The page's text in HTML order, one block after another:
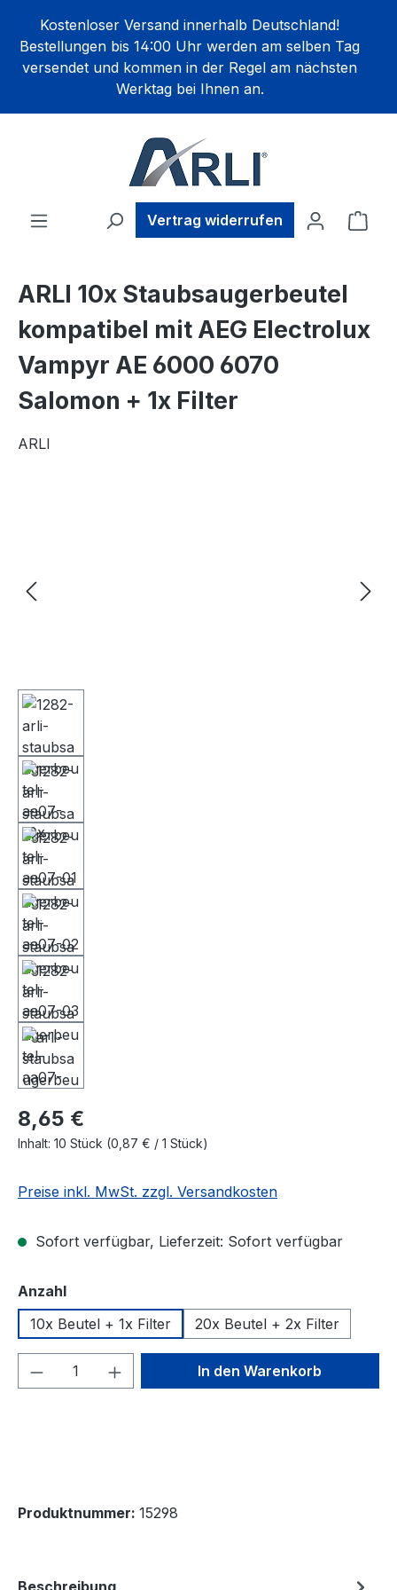
springen
Kostenloser Versand innerhalb Deutschland!
Bestellungen bis 14:00 Uhr werden am selben Tag
versendet und kommen in der Regel am nächsten
Werktag bei Ihnen an.
Vertrag widerrufen
ARLI 10x Staubsaugerbeutel
kompatibel mit AEG Electrolux
Vampyr AE 6000 6070
Salomon + 1x Filter
ARLI
8,65 €
Inhalt: 10 Stück (0,87 € / 1 Stück)
Preise inkl. MwSt. zzgl. Versandkosten
Sofort verfügbar, Lieferzeit: Sofort verfügbar
Anzahlauswählen
10x Beutel + 1x Filter
20x Beutel + 2x Filter
Produkt Anzahl: Gib denIn den Warenkorb
Produktnummer: 15298
Beschreibung